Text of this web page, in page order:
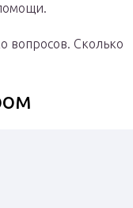
вопросов. Сколько